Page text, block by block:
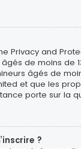
Privacy and
de moins de
âgés de
et que les
porte sur la
?